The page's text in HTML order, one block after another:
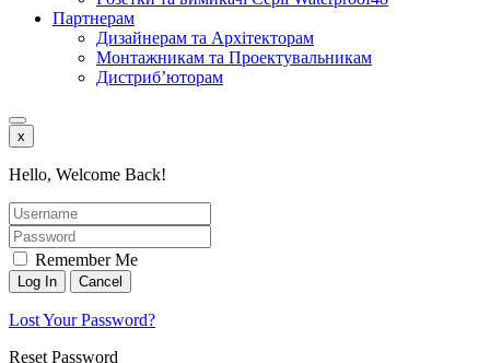
Партнерам
Дизайнерам та Архітекторам
Монтажникам та Проектувальникам
Дистриб’юторам
x
Hello, Welcome Back!
Remember Me
Lost Your Password?
Reset Password